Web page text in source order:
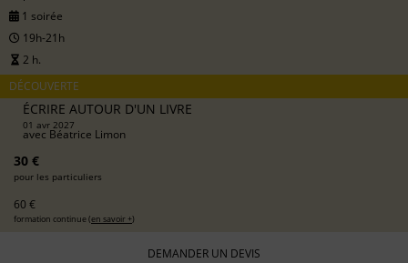
1 soirée
19h-21h
2 h.
DÉCOUVERTE
ÉCRIRE AUTOUR D'UN LIVRE
01 avr 2027
avec Béatrice Limon
30 €
pour les particuliers
60 €
formation continue (en savoir +)
DEMANDER UN DEVIS